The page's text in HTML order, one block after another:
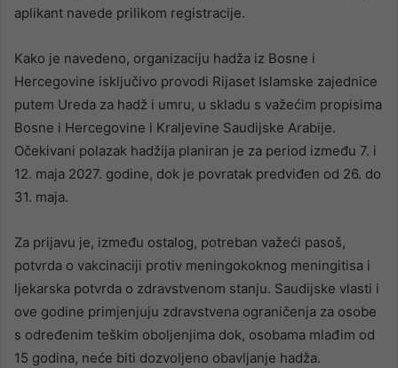
aplikant navede prilikom registracije.
Kako je navedeno, organizaciju hadža iz Bosne i
Hercegovine isključivo provodi Rijaset Islamske zajednice
putem Ureda za hadž i umru, u skladu s važećim propisima
Bosne i Hercegovine i Kraljevine Saudijske Arabije.
Očekivani polazak hadžija planiran je za period između 7. i
12. maja 2027. godine, dok je povratak predviđen od 26. do
31. maja.
Za prijavu je, između ostalog, potreban važeći pasoš,
potvrda o vakcinaciji protiv meningokoknog meningitisa i
ljekarska potvrda o zdravstvenom stanju. Saudijske vlasti i
ove godine primjenjuju zdravstvena ograničenja za osobe
s određenim teškim oboljenjima dok, osobama mlađim od
15 godina, neće biti dozvoljeno obavljanje hadža.